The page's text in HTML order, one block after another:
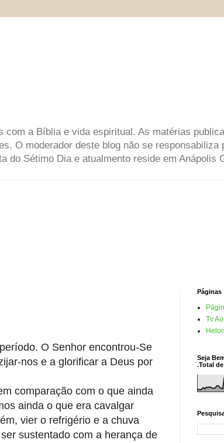
a Bíblia e vida espiritual. As matérias
O moderador deste blog não se responsabiliza
do Sétimo Dia e atualmento reside em Anápolis
O Senhor encontrou-Se
nos e a glorificar a Deus por
comparação com o que ainda
ainda o que era cavalgar
vier o refrigério e a chuva
sustentado com a herança de
Páginas
Tv
Seja
.Total